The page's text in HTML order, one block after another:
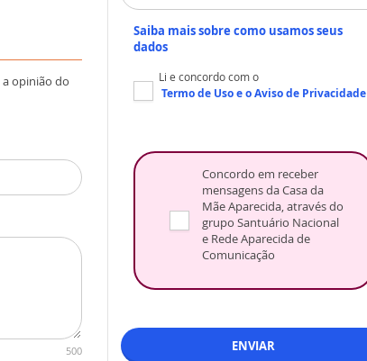
opinião do
500
Saiba mais sobre como usamos seus
dados
Li e concordo com o
Termo de Usoe oAviso de Privacidade
Concordo em receber
mensagens da Casa da
Mãe Aparecida, através do
grupo Santuário Nacional
e Rede Aparecida de
Comunicação
ENVIAR